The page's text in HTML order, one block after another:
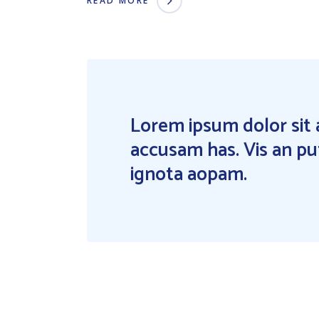
Lorem ipsum dolor sit
accusam has. Vis an
ignota aopam.